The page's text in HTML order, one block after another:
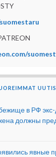
в РФ экс-
должны
явные